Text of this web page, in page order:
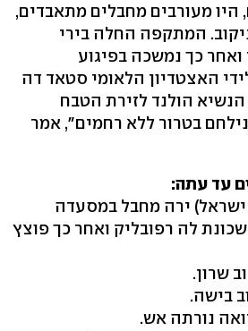
היו מעורבים מחבלים מתאבדים,
המתקפה החלה בירי
כך נמשכה בפיגוע
האצטדיון הלאומי סטאד דה
הולנד לזירת הטבח
בטרור ללא רחמים", אמר
עד עתה:
(שעון ישראל) ירה מחבל במסעדה
לה רפובליק ואחר כך פוצץ
נורתה אש.